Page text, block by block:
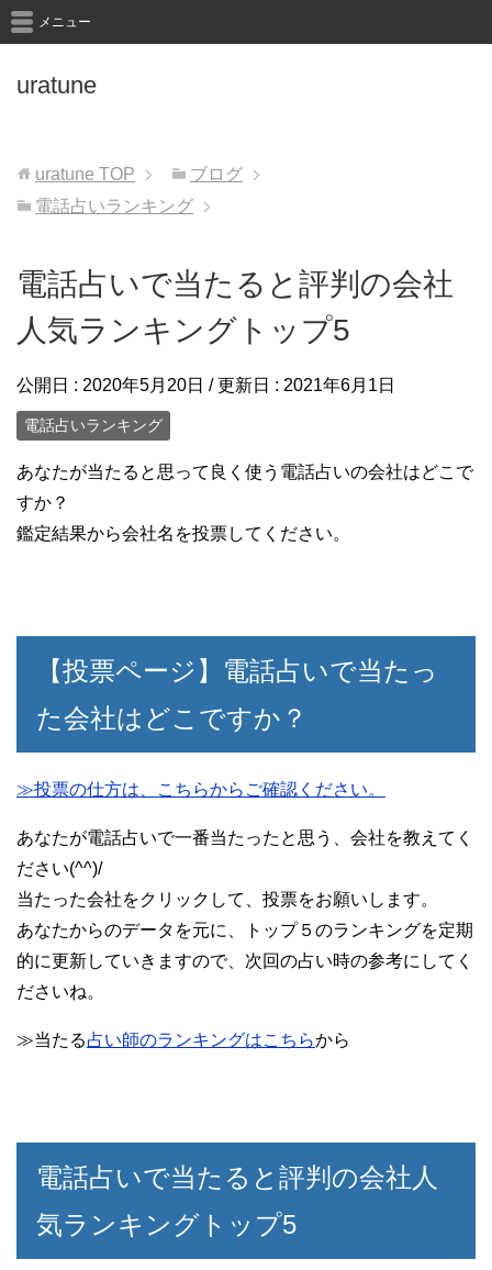
uratune
メニュー
uratune TOP
ブログ
電話占いランキング
電話占いで当たると評判の会社
人気ランキングトップ5
公開日 : 2020年5月20日 / 更新日 : 2021年6月1日
電話占いランキング
あなたが当たると思って良く使う電話占いの会社はどこで
すか？
鑑定結果から会社名を投票してください。
【投票ページ】電話占いで当たっ
た会社はどこですか？
≫投票の仕方は、こちらからご確認ください。
あなたが電話占いで一番当たったと思う、会社を教えてく
ださい(^^)/
当たった会社をクリックして、投票をお願いします。
あなたからのデータを元に、トップ５のランキングを定期
的に更新していきますので、次回の占い時の参考にしてく
ださいね。
≫当たる占い師のランキングはこちらから
電話占いで当たると評判の会社人
気ランキングトップ5